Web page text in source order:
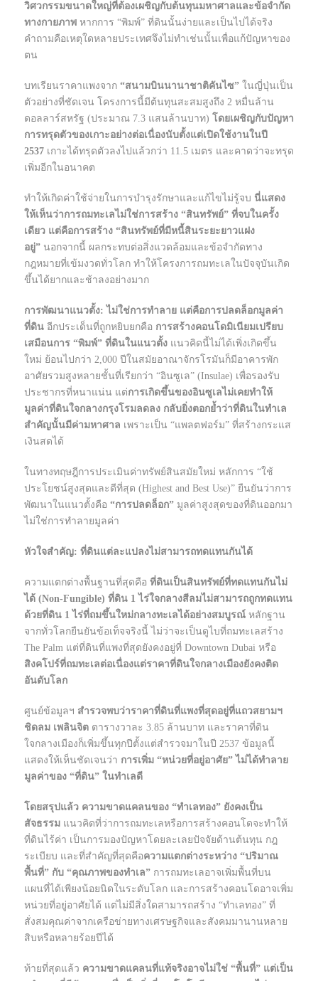
วิศวกรรมขนาดใหญ่ที่ต้องเผชิญกับต้นทุนมหาศาลและข้อจำกัด
ทางกายภาพ หากการ “พิมพ์” ที่ดินนั้นง่ายและเป็นไปได้จริง
คำถามคือเหตุใดหลายประเทศจึงไม่ทำเช่นนั้นเพื่อแก้ปัญหาของ
ตน
บทเรียนราคาแพงจาก “สนามบินนานาชาติคันไซ” ในญี่ปุ่นเป็น
ตัวอย่างที่ชัดเจน โครงการนี้มีต้นทุนสะสมสูงถึง 2 หมื่นล้าน
ดอลลาร์สหรัฐ (ประมาณ 7.3 แสนล้านบาท) โดยเผชิญกับปัญหา
การทรุดตัวของเกาะอย่างต่อเนื่องนับตั้งแต่เปิดใช้งานในปี
2537 เกาะได้ทรุดตัวลงไปแล้วกว่า 11.5 เมตร และคาดว่าจะทรุด
เพิ่มอีกในอนาคต
ทำให้เกิดค่าใช้จ่ายในการบำรุงรักษาและแก้ไขไม่รู้จบ นี่แสดง
ให้เห็นว่าการถมทะเลไม่ใช่การสร้าง “สินทรัพย์” ที่จบในครั้ง
เดียว แต่คือการสร้าง “สินทรัพย์ที่มีหนี้สินระยะยาวแฝง
อยู่” นอกจากนี้ ผลกระทบต่อสิ่งแวดล้อมและข้อจำกัดทาง
กฎหมายที่เข้มงวดทั่วโลก ทำให้โครงการถมทะเลในปัจจุบันเกิด
ขึ้นได้ยากและช้าลงอย่างมาก
การพัฒนาแนวตั้ง: ไม่ใช่การทำลาย แต่คือการปลดล็อกมูลค่า
ที่ดิน อีกประเด็นที่ถูกหยิบยกคือ การสร้างคอนโดมิเนียมเปรียบ
เสมือนการ “พิมพ์” ที่ดินในแนวตั้ง แนวคิดนี้ไม่ได้เพิ่งเกิดขึ้น
ใหม่ ย้อนไปกว่า 2,000 ปีในสมัยอาณาจักรโรมันก็มีอาคารพัก
อาศัยรวมสูงหลายชั้นที่เรียกว่า “อินซูเล” (Insulae) เพื่อรองรับ
ประชากรที่หนาแน่น แต่การเกิดขึ้นของอินซูเลไม่เคยทำให้
มูลค่าที่ดินใจกลางกรุงโรมลดลง กลับยิ่งตอกย้ำว่าที่ดินในทำเล
สำคัญนั้นมีค่ามหาศาล เพราะเป็น “แพลตฟอร์ม” ที่สร้างกระแส
เงินสดได้
ในทางทฤษฎีการประเมินค่าทรัพย์สินสมัยใหม่ หลักการ “ใช้
ประโยชน์สูงสุดและดีที่สุด (Highest and Best Use)” ยืนยันว่าการ
พัฒนาในแนวตั้งคือ “การปลดล็อก” มูลค่าสูงสุดของที่ดินออกมา
ไม่ใช่การทำลายมูลค่า
หัวใจสำคัญ: ที่ดินแต่ละแปลงไม่สามารถทดแทนกันได้
ความแตกต่างพื้นฐานที่สุดคือ ที่ดินเป็นสินทรัพย์ที่ทดแทนกันไม่
ได้ (Non-Fungible) ที่ดิน 1 ไร่ใจกลางสีลมไม่สามารถถูกทดแทน
ด้วยที่ดิน 1 ไร่ที่ถมขึ้นใหม่กลางทะเลได้อย่างสมบูรณ์ หลักฐาน
จากทั่วโลกยืนยันข้อเท็จจริงนี้ ไม่ว่าจะเป็นดูไบที่ถมทะเลสร้าง
The Palm แต่ที่ดินที่แพงที่สุดยังคงอยู่ที่ Downtown Dubai หรือ
สิงคโปร์ที่ถมทะเลต่อเนื่องแต่ราคาที่ดินใจกลางเมืองยังคงติด
อันดับโลก
ศูนย์ข้อมูลฯ สำรวจพบว่าราคาที่ดินที่แพงที่สุดอยู่ที่แถวสยามฯ
ชิดลม เพลินจิต ตารางวาละ 3.85 ล้านบาท และราคาที่ดิน
ใจกลางเมืองก็เพิ่มขึ้นทุกปีตั้งแต่สำรวจมาในปี 2537 ข้อมูลนี้
แสดงให้เห็นชัดเจนว่า การเพิ่ม “หน่วยที่อยู่อาศัย” ไม่ได้ทำลาย
มูลค่าของ “ที่ดิน” ในทำเลดี
โดยสรุปแล้ว ความขาดแคลนของ “ทำเลทอง” ยังคงเป็น
สัจธรรม แนวคิดที่ว่าการถมทะเลหรือการสร้างคอนโดจะทำให้
ที่ดินไร้ค่า เป็นการมองปัญหาโดยละเลยปัจจัยด้านต้นทุน กฎ
ระเบียบ และที่สำคัญที่สุดคือความแตกต่างระหว่าง “ปริมาณ
พื้นที่” กับ “คุณภาพของทำเล” การถมทะเลอาจเพิ่มพื้นที่บน
แผนที่ได้เพียงน้อยนิดในระดับโลก และการสร้างคอนโดอาจเพิ่ม
หน่วยที่อยู่อาศัยได้ แต่ไม่มีสิ่งใดสามารถสร้าง “ทำเลทอง” ที่
สั่งสมคุณค่าจากเครือข่ายทางเศรษฐกิจและสังคมมานานหลาย
สิบหรือหลายร้อยปีได้
ท้ายที่สุดแล้ว ความขาดแคลนที่แท้จริงอาจไม่ใช่ “พื้นที่” แต่เป็น